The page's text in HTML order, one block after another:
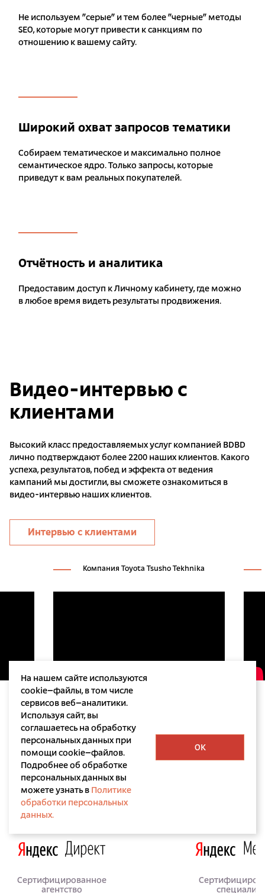
Не используем "серые" и тем более "черные" методы
SEO, которые могут привести к санкциям по
отношению к вашему сайту.
Широкий охват запросов тематики
Собираем тематическое и максимально полное
семантическое ядро. Только запросы, которые
приведут к вам реальных покупателей.
Отчётность и аналитика
Предоставим доступ к Личному кабинету, где можно
в любое время видеть результаты продвижения.
Видео-интервью с
клиентами
Высокий класс предоставляемых услуг компанией BDBD
лично подтверждают более 2200 наших клиентов. Какого
успеха, результатов, побед и эффекта от ведения
кампаний мы достигли, вы сможете ознакомиться в
видео-интервью наших клиентов.
Интервью с клиентами
Компания Toyota Tsusho Tekhnika
Лицензии и сертификаты
Сертифицированное
агентство
На нашем сайте используются
cookie–файлы, в том числе
сервисов веб–аналитики.
Используя сайт, вы
соглашаетесь на обработку
персональных данных при
помощи cookie–файлов.
Подробнее об обработке
персональных данных вы
можете узнать в Политике
обработки персональных
данных.
OK